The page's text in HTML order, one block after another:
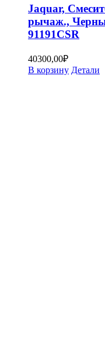
Jaquar,
рычаж.,
91191CSR
40300,00₽
В корзину Детали